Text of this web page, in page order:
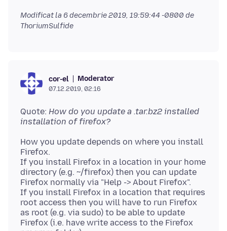
Modificat la 6 decembrie 2019, 19:59:44 -0800 de
ThoriumSulfide
cor-el Moderator
07.12.2019, 02:16
Quote: How do you update a .tar.bz2 installed
installation of firefox?
How you update depends on where you install
Firefox.
If you install Firefox in a location in your home
directory (e.g. ~/firefox) then you can update
Firefox normally via "Help -> About Firefox".
If you install Firefox in a location that requires
root access then you will have to run Firefox
as root (e.g. via sudo) to be able to update
Firefox (i.e. have write access to the Firefox